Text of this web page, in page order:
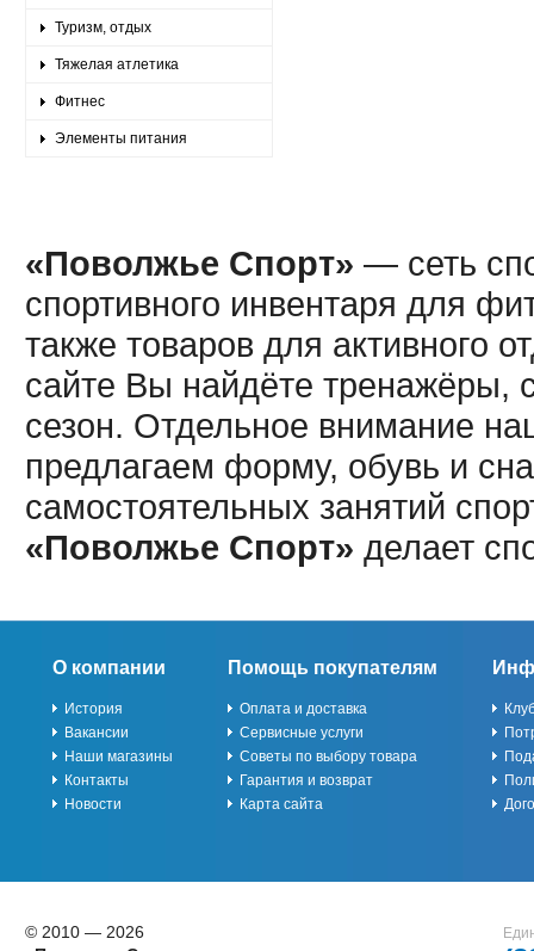
Туризм, отдых
Тяжелая атлетика
Фитнес
Элементы питания
«Поволжье Спорт» — сеть
спортивного инвентаря для
также товаров для активного
сайте Вы найдёте тренажёры,
сезон. Отдельное внимание
предлагаем форму, обувь и
самостоятельных занятий
«Поволжье Спорт» делает
О компании
История
Вакансии
Наши магазины
Контакты
Новости
Помощь покупателям
Оплата и доставка
Сервисные услуги
Советы по выбору товара
Гарантия и возврат
Карта сайта
© 2010 — 2026